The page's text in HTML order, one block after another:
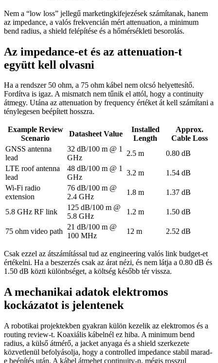
Nem a “low loss” jellegű marketingkifejezések számítanak, hanem
az impedance, a valós frekvencián mért attenuation, a minimum
bend radius, a shield felépítése és a hőmérsékleti besorolás.
Az impedance-et és az attenuation-t
együtt kell olvasni
Ha a rendszer 50 ohm, a 75 ohm kábel nem olcsó helyettesítő.
Fordítva is igaz. A mismatch nem tűnik el attól, hogy a continuity
átmegy. Utána az attenuation by frequency értéket át kell számítani a
ténylegesen beépített hosszra.
Example Review
Scenario
Datasheet Value
Installed
Length
Approx.
Cable Loss
GNSS antenna
lead
32 dB/100 m @ 1
GHz
2.5 m
0.80 dB
LTE roof antenna
lead
48 dB/100 m @ 1
GHz
3.2 m
1.54 dB
Wi-Fi radio
extension
76 dB/100 m @
2.4 GHz
1.8 m 1.37 dB
5.8 GHz RF link
125 dB/100 m @
5.8 GHz
1.2 m 1.50 dB
75 ohm video path
21 dB/100 m @
100 MHz
12 m 2.52 dB
Csak ezzel az átszámítással tud az engineering valós link budget-et
értékelni. Ha a beszerzés csak az árat nézi, és nem látja a 0.80 dB és
1.50 dB közti különbséget, a költség később tér vissza.
A mechanikai adatok elektromos
kockázatot is jelentenek
A robotikai projektekben gyakran külön kezelik az elektromos és a
routing review-t. Koaxiális kábelnél ez hiba. A minimum bend
radius, a külső átmérő, a jacket anyaga és a shield szerkezete
közvetlenül befolyásolja, hogy a controlled impedance stabil marad-
e beépítés után. A kábel átmehet continuity-n, mégis rosszul